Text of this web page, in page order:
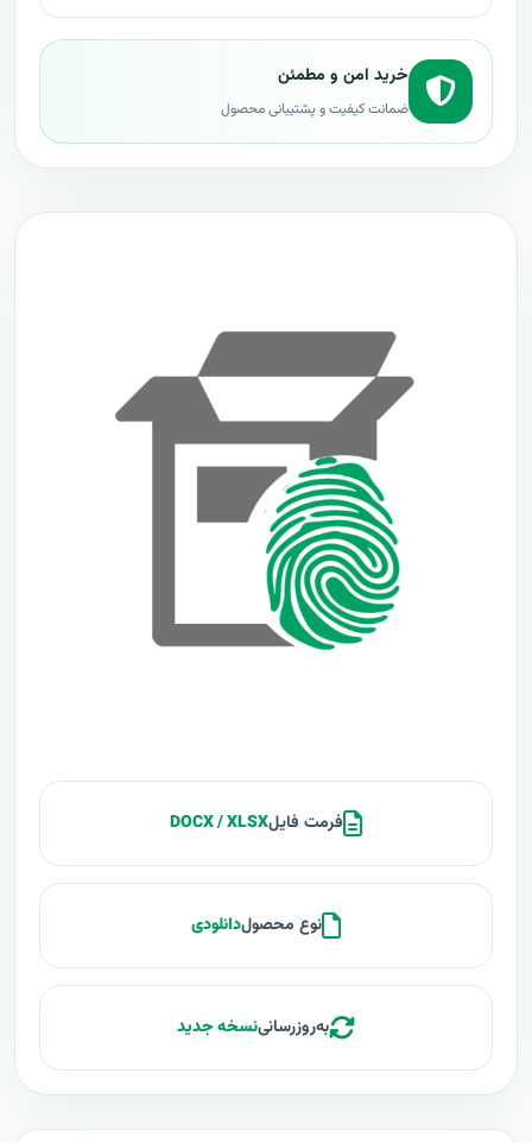
خرید امن و مطمئن
ضمانت کیفیت و پشتیبانی محصول
فرمت فایلDOCX / XLSX
نوع محصولدانلودی
به‌روزرسانینسخه جدید